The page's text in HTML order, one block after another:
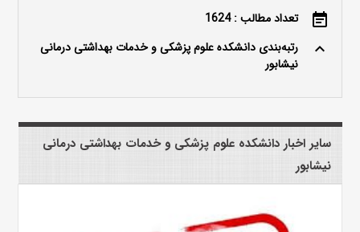
event_note تعداد مطالب : 1624
keyboard_arrow_up
رتبه‌بندی دانشکده علوم پزشکی و خدمات بهداشتی درمانی
نیشابور
سایر اخبار دانشکده علوم پزشکی و خدمات بهداشتی درمانی
نیشابور